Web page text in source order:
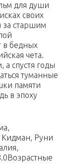
для души
своих
за старшим
в бедных
чета.
спустя годы
туманные
памяти
в эпоху
Руни